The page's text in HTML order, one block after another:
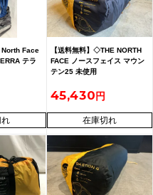
North Face
テラ
れ
【送料無料】◇THE NORTH
FACE ノースフェイス マウン
テン25 未使用
45,430
在庫切れ